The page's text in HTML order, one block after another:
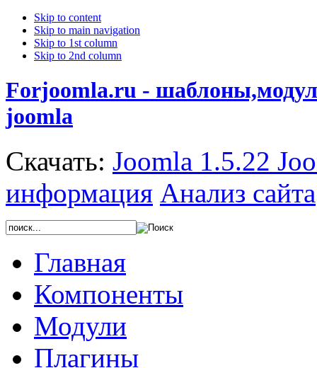
Skip to content
Skip to main navigation
Skip to 1st column
Skip to 2nd column
Forjoomla.ru -
joomla
Скачать: Joomla 1.5.22
информация Анализ сайта
Главная
Компоненты
Модули
Плагины